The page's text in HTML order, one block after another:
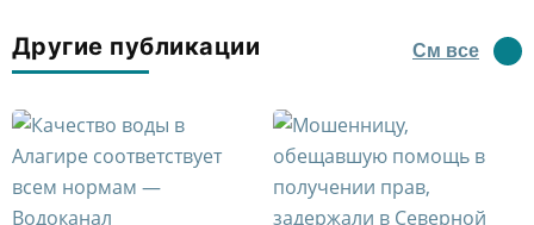
Другие публикации См все